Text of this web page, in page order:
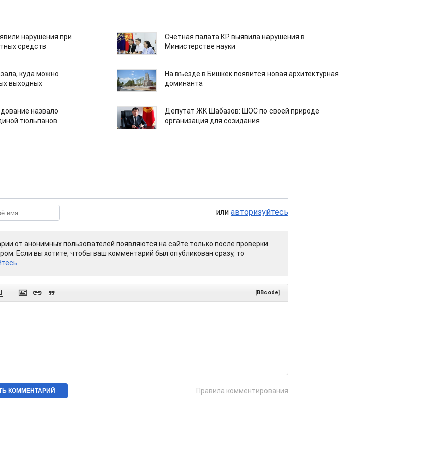
нарушения при
средств
Счетная палата КР выявила нарушения в
Министерстве науки
куда можно
выходных
На въезде в Бишкек появится новая архитектурная
доминанта
назвало
тюльпанов
Депутат ЖК Шабазов: ШОС по своей природе
организация для созидания
или авторизуйтесь
от анонимных пользователей появляются на сайте только после проверки
Если вы хотите, чтобы ваш комментарий был опубликован сразу, то
   [BBcode]
Правила комментирования